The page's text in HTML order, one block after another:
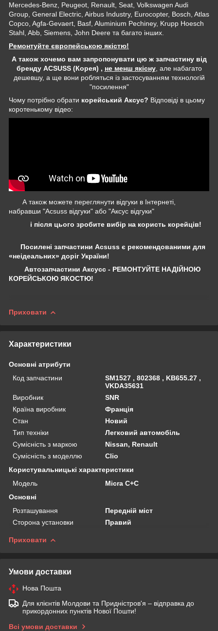
Mercedes-Benz, Peugeot, Renault, Seat, Volkswagen Audi
Group, General Electric, Airbus Industry, Eurocopter, Bosch, Atlas
Copco, Agfa-Gevaert, Basf, Aluminium Pechiney, Krupp Hoesch
Stahl, Abb, Siemens, John Deere та багато інших.
Ремонтуйте європейською якістю!
А також хочемо вам запропонувати цю ж запчастину від
бренду ACSUSS (Корея) , не менш якісну, але набагато
дешевшу, а ще вони робляться із застосуванням технологій
"посилення"
Чому потрібно обрати корейський Аксус? Відповіді в цьому
коротенькому відео:
А також можете переглянути відгуки в Інтернеті,
набравши "Acsuss відгуки" або "Аксус відгуки"
і після цього зробите вибір на користь корейців!
Посилені запчастини Acsuss є рекомендованими для
«неідеальних» доріг України!
Автозапчастини Аксусс - РЕМОНТУЙТЕ НАДІЙНОЮ
КОРЕЙСЬКОЮ ЯКОСТЮ!
Приховати
Характеристики
Основні атрибути
Код запчастини
SM1527 , 802368 , KB655.27 ,
VKDA35631
Виробник
SNR
Країна виробник
Франція
Стан
Новий
Тип техніки
Легковий автомобіль
Сумісність з маркою
Nissan, Renault
Сумісність з моделлю
Clio
Користувальницькі характеристики
Мoдель
Micra C+C
Основні
Розташування
Передній міст
Сторона установки
Правий
Приховати
Умови доставки
Нова Пошта
Для клієнтів Молдови та Придністров'я – відправка до
прикордонних пунктів Нової Пошти!
Всі умови доставки